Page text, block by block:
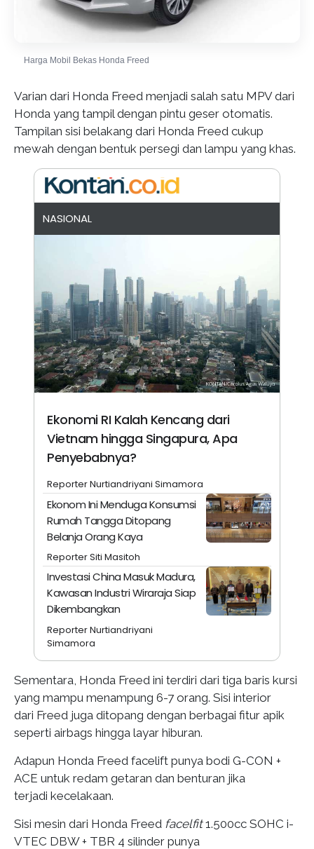
Harga Mobil Bekas Honda Freed
Varian dari Honda Freed menjadi salah satu MPV dari
Honda yang tampil dengan pintu geser otomatis.
Tampilan sisi belakang dari Honda Freed cukup
mewah dengan bentuk persegi dan lampu yang khas.
NASIONAL
Ekonomi RI Kalah Kencang dari
Vietnam hingga Singapura, Apa
Penyebabnya?
Reporter Nurtiandriyani Simamora
Ekonom Ini Menduga Konsumsi
Rumah Tangga Ditopang
Belanja Orang Kaya
Reporter Siti Masitoh
Investasi China Masuk Madura,
Kawasan Industri Wiraraja Siap
Dikembangkan
Reporter Nurtiandriyani
Simamora
Sementara, Honda Freed ini terdiri dari tiga baris kursi
yang mampu menampung 6-7 orang. Sisi interior
dari Freed juga ditopang dengan berbagai fitur apik
seperti airbags hingga layar hiburan.
Adapun Honda Freed facelift punya bodi G-CON +
ACE untuk redam getaran dan benturan jika
terjadi kecelakaan.
Sisi mesin dari Honda Freed facelfit1.500cc SOHC i-
VTEC DBW + TBR 4 silinder punya